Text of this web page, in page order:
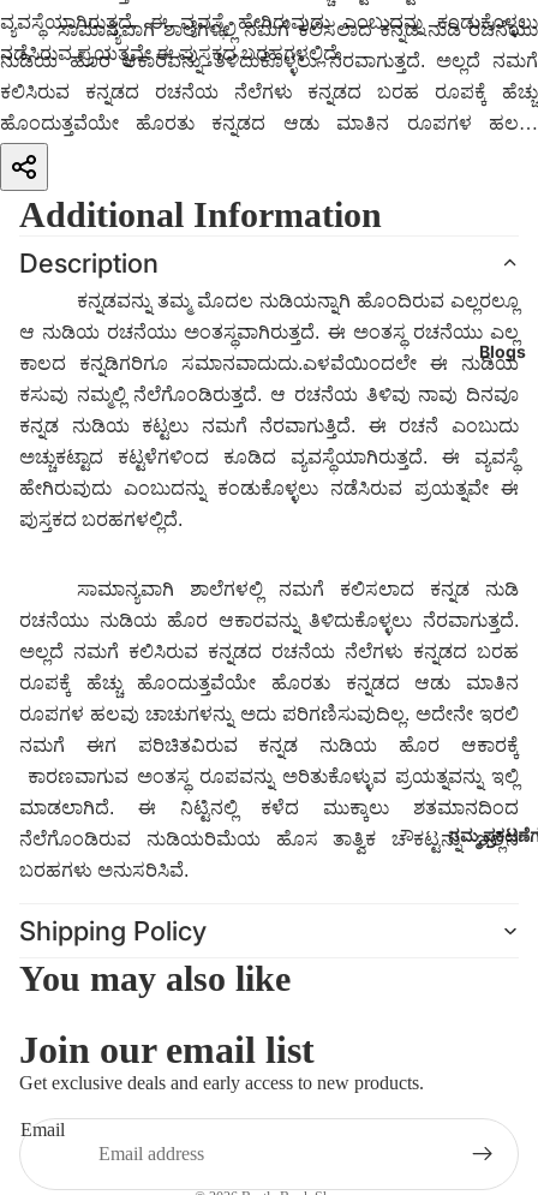
Blogs
ನಮ್ಮ
ವ್ಯವಸ್ಥೆಯಾಗಿರುತ್ತದೆ. ಈ ವ್ಯವಸ್ಥೆ ಹೇಗಿರುವುದು ಎಂಬುದನ್ನು ಕಂಡುಕೊಳ್ಳಲು
ನಡೆಸಿರುವ ಪ್ರಯತ್ನವೇ ಈ ಪುಸ್ತಕದ ಬರಹಗಳಲ್ಲಿದೆ.
ಸಾಮಾನ್ಯವಾಗಿ ಶಾಲೆಗಳಲ್ಲಿ ನಮಗೆ ಕಲಿಸಲಾದ ಕನ್ನಡ ನುಡಿ ರಚನೆಯು
ನುಡಿಯ ಹೊರ ಆಕಾರವನ್ನು ತಿಳಿದುಕೊಳ್ಳಲು ನೆರವಾಗುತ್ತದೆ. ಅಲ್ಲದೆ ನಮಗೆ
ಕಲಿಸಿರುವ ಕನ್ನಡದ ರಚನೆಯ ನೆಲೆಗಳು ಕನ್ನಡದ ಬರಹ ರೂಪಕ್ಕೆ ಹೆಚ್ಚು
ಹೊಂದುತ್ತವೆಯೇ ಹೊರತು ಕನ್ನಡದ ಆಡು ಮಾತಿನ ರೂಪಗಳ ಹಲವು
ಚಾಚುಗಳನ್ನು ಅದು ಪರಿಗಣಿಸುವುದಿಲ್ಲ. ಅದೇನೇ ಇರಲಿ ನಮಗೆ ಈಗ
ಪರಿಚಿತವಿರುವ ಕನ್ನಡ ನುಡಿಯ ಹೊರ ಆಕಾರಕ್ಕೆ
ರೂಪವನ್ನು ಅರಿತುಕೊಳ್ಳುವ ಪ್ರಯತ್ನವನ್ನು ಇಲ್ಲಿ ಮಾಡಲಾಗಿದೆ. ಈ ನಿಟ್ಟಿನಲ್ಲಿ ಕಳೆದ
ಮುಕ್ಕಾಲು ಶತಮಾನದಿಂದ ನೆಲೆಗೊಂಡಿರುವ ನುಡಿಯರಿಮೆಯ ಹೊಸ ತಾತ್ವಿಕ
ಚೌಕಟ್ಟನ್ನು ಇಲ್ಲಿನ ಬರಹಗಳು ಅನುಸರಿಸಿವೆ.
Additional Information
Description
ಕನ್ನಡವನ್ನು ತಮ್ಮ ಮೊದಲ ನುಡಿಯನ್ನಾಗಿ ಹೊಂದಿರುವ ಎಲ್ಲರಲ್ಲೂ
ಆನುಡಿಯ ರಚನೆಯು ಅಂತಸ್ಥವಾಗಿರುತ್ತದೆ. ಈ ಅಂತಸ್ಥ ರಚನೆಯು ಎಲ್ಲ
ಕಾಲದ ಕನ್ನಡಿಗರಿಗೂ ಸಮಾನವಾದುದು.ಎಳವೆಯಿಂದಲೇ ಈ ನುಡಿಯ
ಕಸುವು ನಮ್ಮಲ್ಲಿ ನೆಲೆಗೊಂಡಿರುತ್ತದೆ. ಆ ರಚನೆಯ ತಿಳಿವು ನಾವು ದಿನವೂ
ಕನ್ನಡ ನುಡಿಯ ಕಟ್ಟಲು ನಮಗೆ ನೆರವಾಗುತ್ತಿದೆ. ಈ ರಚನೆ ಎಂಬುದು
ಅಚ್ಚುಕಟ್ಟಾದ ಕಟ್ಟಳೆಗಳಿಂದ ಕೂಡಿದ ವ್ಯವಸ್ಥೆಯಾಗಿರುತ್ತದೆ. ಈ ವ್ಯವಸ್ಥೆ
ಹೇಗಿರುವುದು ಎಂಬುದನ್ನು ಕಂಡುಕೊಳ್ಳಲು ನಡೆಸಿರುವ ಪ್ರಯತ್ನವೇ ಈ
ಪುಸ್ತಕದ ಬರಹಗಳಲ್ಲಿದೆ.
ಸಾಮಾನ್ಯವಾಗಿ ಶಾಲೆಗಳಲ್ಲಿ ನಮಗೆ ಕಲಿಸಲಾದ ಕನ್ನಡ ನುಡಿ
ರಚನೆಯು ನುಡಿಯ ಹೊರ ಆಕಾರವನ್ನು ತಿಳಿದುಕೊಳ್ಳಲು ನೆರವಾಗುತ್ತದೆ.
ಅಲ್ಲದೆ ನಮಗೆ ಕಲಿಸಿರುವ ಕನ್ನಡದ ರಚನೆಯ ನೆಲೆಗಳು ಕನ್ನಡದ ಬರಹ
ರೂಪಕ್ಕೆ ಹೆಚ್ಚು ಹೊಂದುತ್ತವೆಯೇ ಹೊರತು ಕನ್ನಡದ ಆಡು ಮಾತಿನ
ರೂಪಗಳ ಹಲವು ಚಾಚುಗಳನ್ನು ಅದು ಪರಿಗಣಿಸುವುದಿಲ್ಲ. ಅದೇನೇ ಇರಲಿ
ನಮಗೆ ಈಗ ಪರಿಚಿತವಿರುವ ಕನ್ನಡ ನುಡಿಯ ಹೊರ ಆಕಾರಕ್ಕೆ
ಕಾರಣವಾಗುವ ಅಂತಸ್ಥ ರೂಪವನ್ನು ಅರಿತುಕೊಳ್ಳುವ ಪ್ರಯತ್ನವನ್ನು ಇಲ್ಲಿ
ಮಾಡಲಾಗಿದೆ. ಈ ನಿಟ್ಟಿನಲ್ಲಿ ಕಳೆದ ಮುಕ್ಕಾಲು ಶತಮಾನದಿಂದ
ನೆಲೆಗೊಂಡಿರುವ ನುಡಿಯರಿಮೆಯ ಹೊಸ ತಾತ್ವಿಕ ಚೌಕಟ್ಟನ್ನು ಇಲ್ಲಿನ
ಬರಹಗಳು ಅನುಸರಿಸಿವೆ.
Shipping Policy
You may also like
Join our email list
Get exclusive deals and early access to new products.
Email
Refund policy